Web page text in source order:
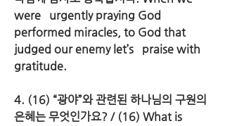
were   urgently praying God
performed miracles, to God that
judged our enemy let’s   praise with
gratitude.
4. (16) “광야”와 관련된 하나님의 구원의
은혜는 무엇인가요? / (16) What is